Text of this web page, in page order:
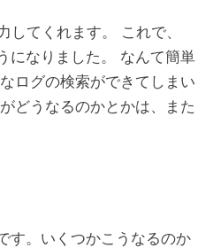
してくれます。 これで、
になりました。 なんて簡単
ログの検索ができてしまい
どうなるのかとかは、また
す。いくつかこうなるのか